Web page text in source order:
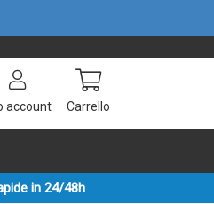
account Carrello
in 24/48h